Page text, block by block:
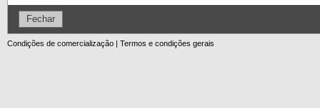
Fechar
Condições de comercialização | Termos e condições gerais